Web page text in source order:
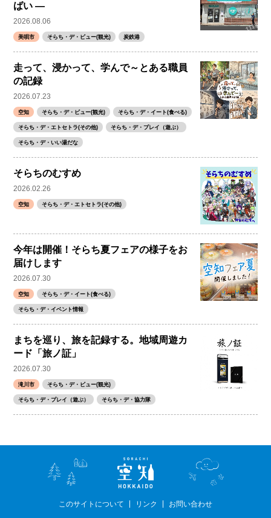
ばい ―
2026.08.06
美唄市 そらち・デ・ビュー(観光) 炭鉄港
走って、浸かって、学んで～とある職員
の記録
2026.07.23
空知 そらち・デ・ビュー(観光) そらち・デ・イート(食べる)
そらち・デ・エトセトラ(その他) そらち・デ・プレイ（遊ぶ）
そらち・デ・いい湯だな
そらちのむすめ
2026.02.26
空知 そらち・デ・エトセトラ(その他)
今年は開催！そらち夏フェアの様子をお
届けします
2026.07.30
空知 そらち・デ・イート(食べる)
そらち・デ・イベント情報
まちを巡り、旅を記録する。地域周遊カ
ード「旅ノ証」
2026.07.30
滝川市 そらち・デ・ビュー(観光)
そらち・デ・プレイ（遊ぶ） そらち・デ・協力隊
このサイトについて リンク お問い合わせ